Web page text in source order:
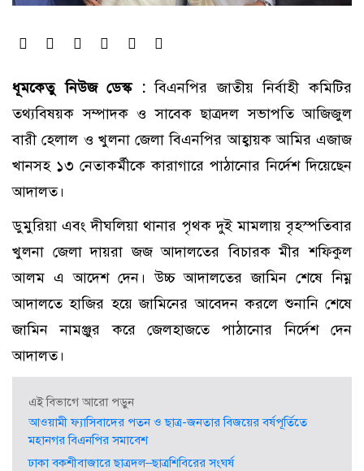
ধূমকেতু নিউজ ডেস্ক :বিএনপির জাতীয় নির্বাহী কমিটির
তথ্যবিষয়ক সম্পাদক ও সাবেক ছাত্রদল সভাপতি আজিজুল
বারী হেলাল ও খুলনা জেলা বিএনপির আহ্বায়ক আমির এজাজ
খানসহ ১৩ নেতাকর্মীকে কারাগারে পাঠানোর নির্দেশ দিয়েছেন
আদালত।
ডুমুরিয়া এবং দীঘলিয়া থানার পৃথক দুই মামলায় বৃহস্পতিবার
খুলনা জেলা দায়রা জজ আদালতের বিচারক মীর শফিকুল
আলম এ আদেশ দেন। উচ্চ আদালতের জামিন শেষে নিম্ন
আদালতে হাজির হয়ে জামিনের আবেদন করলে শুনানি শেষে
জামিন নামঞ্জুর করে জেলহাজতে পাঠানোর নির্দেশ দেন
আদালত।
এই বিভাগে আরো পড়ুন
আওয়ামী ফ্যাসিবাদের পতন ও ছাত্র-জনতার বিজয়ের বর্ষপূর্তিতে
মহানগর বিএনপির সমাবেশ
ঢাকা বকশীবাজারে ছাত্রদল–ছাত্রশিবিরের সংঘর্ষ